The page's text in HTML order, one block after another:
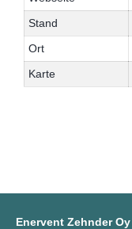
Stand
Ort
Karte
Enervent Zehnder Oy